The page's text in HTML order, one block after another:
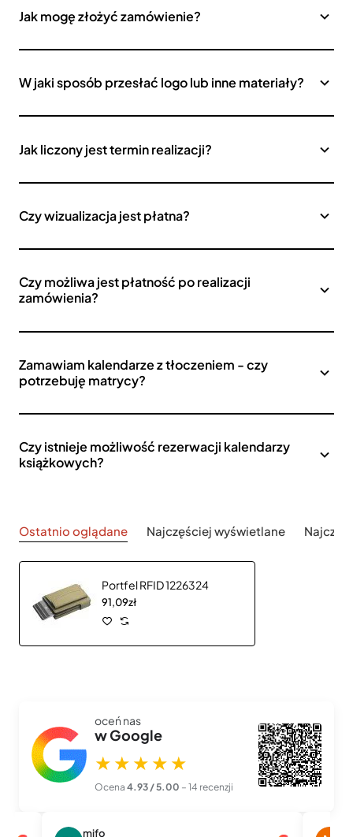
Jak mogę złożyć zamówienie?
W jaki sposób przesłać logo lub inne materiały?
Jak liczony jest termin realizacji?
Czy wizualizacja jest płatna?
Czy możliwa jest płatność po realizacji
zamówienia?
Zamawiam kalendarze z tłoczeniem - czy
potrzebuję matrycy?
Czy istnieje możliwość rezerwacji kalendarzy
książkowych?
Ostatnio oglądane Najczęściej wyświetlane
Portfel RFID 1226324
91,09zł
oceń nas
w Google
★★★★★
Ocena 4.93 / 5.00 – 14 recenzji
mifo